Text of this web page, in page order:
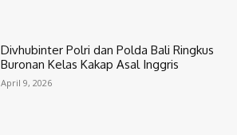
Divhubinter Polri dan Polda Bali Ringkus
Buronan Kelas Kakap Asal Inggris
April 9, 2026